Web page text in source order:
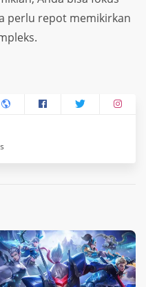
perlu repot memikirkan